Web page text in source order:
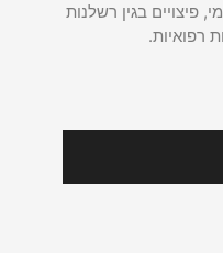
פיצויים בגין רשלנות
רפואיות.